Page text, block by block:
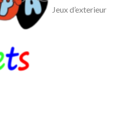
Jeux d’exterieur